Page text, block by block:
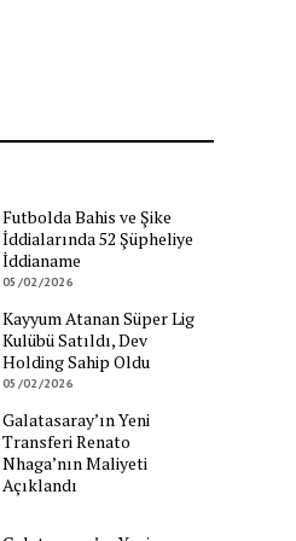
Futbolda Bahis ve Şike
İddialarında 52 Şüpheliye
İddianame
05/02/2026
Kayyum Atanan Süper Lig
Kulübü Satıldı, Dev
Holding Sahip Oldu
05/02/2026
Galatasaray’ın Yeni
Transferi Renato
Nhaga’nın Maliyeti
Açıklandı